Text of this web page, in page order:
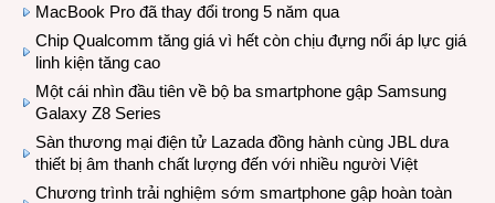
MacBook Pro đã thay đổi trong 5 năm qua
Chip Qualcomm tăng giá vì hết còn chịu đựng nổi áp lực giá
linh kiện tăng cao
Một cái nhìn đầu tiên về bộ ba smartphone gập Samsung
Galaxy Z8 Series
Sàn thương mại điện tử Lazada đồng hành cùng JBL dưa
thiết bị âm thanh chất lượng đến với nhiều người Việt
Chương trình trải nghiệm sớm smartphone gập hoàn toàn